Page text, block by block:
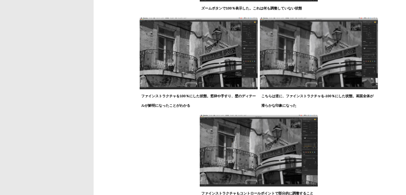
ズームボタンで100％表示した。これは何も調整していない状態
ファインストラクチャを100％にした状態。窓枠や手すり、壁のディテー
ルが鮮明になったことがわかる
こちらは逆に、ファインストラクチャを-100％にした状態。画面全体が
滑らかな印象になった
ファインストラクチャもコントロールポイントで部分的に調整すること